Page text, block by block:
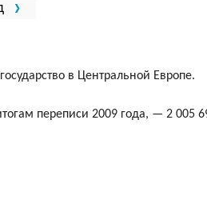
в Центральной Европе.
переписи 2009 года, — 2 005